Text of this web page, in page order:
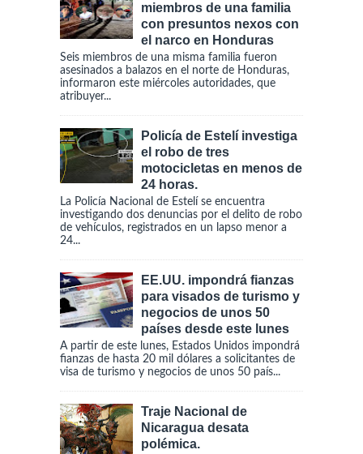
miembros de una familia
con presuntos nexos con
el narco en Honduras
Seis miembros de una misma familia fueron
asesinados a balazos en el norte de Honduras,
informaron este miércoles autoridades, que
atribuyer...
Policía de Estelí investiga
el robo de tres
motocicletas en menos de
24 horas.
La Policía Nacional de Estelí se encuentra
investigando dos denuncias por el delito de robo
de vehículos, registrados en un lapso menor a
24...
EE.UU. impondrá fianzas
para visados de turismo y
negocios de unos 50
países desde este lunes
A partir de este lunes, Estados Unidos impondrá
fianzas de hasta 20 mil dólares a solicitantes de
visa de turismo y negocios de unos 50 país...
Traje Nacional de
Nicaragua desata
polémica.